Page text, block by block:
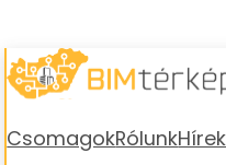
CsomagokRólunkHírek